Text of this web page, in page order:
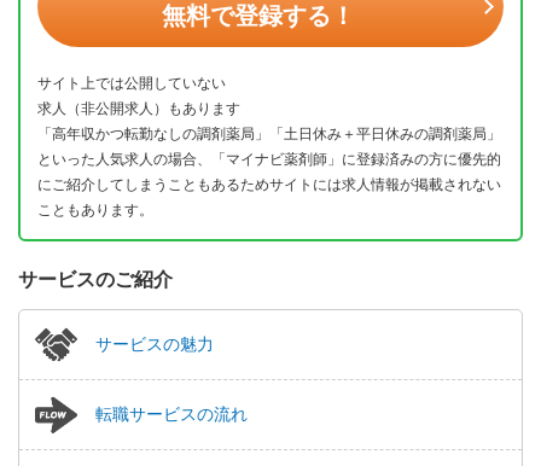
無料で登録する！
サイト上では公開していない
求人（非公開求人）もあります
「高年収かつ転勤なしの調剤薬局」「土日休み＋平日休みの調剤薬局」
といった人気求人の場合、「マイナビ薬剤師」に登録済みの方に優先的
にご紹介してしまうこともあるためサイトには求人情報が掲載されない
こともあります。
サービスのご紹介
サービスの魅力
転職サービスの流れ